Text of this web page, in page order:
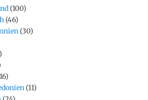
(100)
(46)
(30)
(11)